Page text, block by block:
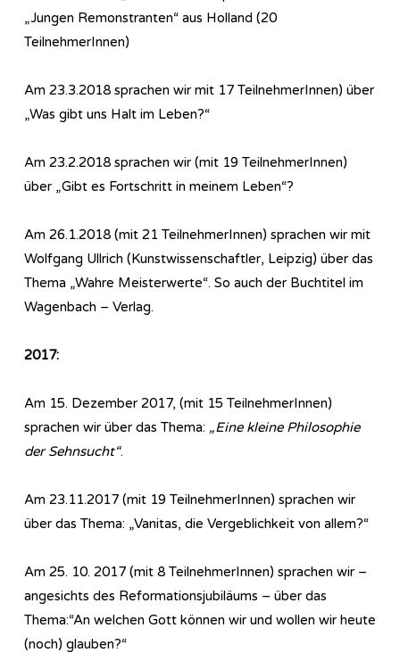
„Jungen Remonstranten“ aus Holland (20
TeilnehmerInnen)
Am 23.3.2018 sprachen wir mit 17 TeilnehmerInnen) über
„Was gibt uns Halt im Leben?“
Am 23.2.2018 sprachen wir (mit 19 TeilnehmerInnen)
über „Gibt es Fortschritt in meinem Leben“?
Am 26.1.2018 (mit 21 TeilnehmerInnen) sprachen wir mit
Wolfgang Ullrich (Kunstwissenschaftler, Leipzig) über das
Thema „Wahre Meisterwerte“. So auch der Buchtitel im
Wagenbach – Verlag.
2017:
Am 15. Dezember 2017, (mit 15 TeilnehmerInnen)
sprachen wir über das Thema: „Eine kleine Philosophie
der Sehnsucht“.
Am 23.11.2017 (mit 19 TeilnehmerInnen) sprachen wir
über das Thema: „Vanitas, die Vergeblichkeit von allem?“
Am 25. 10. 2017 (mit 8 TeilnehmerInnen) sprachen wir –
angesichts des Reformationsjubiläums – über das
Thema:“An welchen Gott können wir und wollen wir heute
(noch) glauben?“